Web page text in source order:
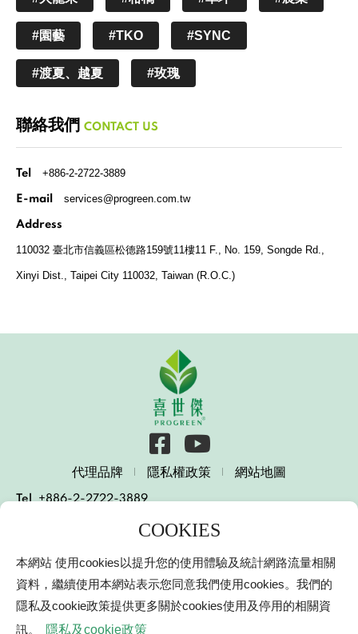
本網站 使用cookies以提升您的使用體驗及統計網路流量相關
資料，繼續使用本網站表示您同意我們使用cookies。我們的
隱私及cookie政策提供更多關於cookies使用及停用的相關資
訊。
隱私及cookie政策
#園藝 #TKO #SYNC
#渡夏、越夏 #玫瑰
聯絡我們 CONTACT US
Tel +886-2-2722-3889
E-mail services@progreen.com.tw
Address
110032 臺北市信義區松德路159號11樓11 F., No. 159, Songde Rd.,
Xinyi Dist., Taipei City 110032, Taiwan (R.O.C.)
代理品牌 隱私權政策 網站地圖
Tel +886-2-2722-3889
15 F., No. 10, Sec. 1, Beixin Rd., Xindian Dist., New
Taipei City 231003, Taiwan (R.O.C.)
© 2000-2021 Progreen International Co.
喜世傑興業有限公司 網頁設計